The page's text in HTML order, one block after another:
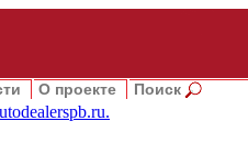
О проекте Поиск
.